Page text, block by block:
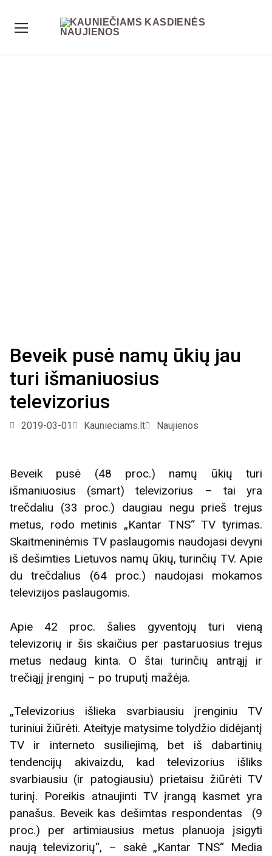
Beveik pusė namų ūkių jau
turi išmaniuosius
televizorius
2019-03-01 Kaunieciams.lt Naujienos
Beveik pusė (48 proc.) namų ūkių turi
išmaniuosius (smart) televizorius – tai yra
trečdaliu (33 proc.) daugiau negu prieš trejus
metus, rodo metinis „Kantar TNS“ TV tyrimas.
Skaitmeninėmis TV paslaugomis naudojasi devyni
iš dešimties Lietuvos namų ūkių, turinčių TV. Apie
du trečdalius (64 proc.) naudojasi mokamos
televizijos paslaugomis.
Apie 42 proc. šalies gyventojų turi vieną
televizorių ir šis skaičius per pastaruosius trejus
metus nedaug kinta. O štai turinčių antrąjį ir
trečiąjį įrenginį – po truputį mažėja.
„Televizorius išlieka svarbiausiu įrenginiu TV
turiniui žiūrėti. Ateityje matysime tolydžio didėjantį
TV ir interneto susiliejimą, bet iš dabartinių
tendencijų akivaizdu, kad televizorius išliks
svarbiausiu (ir patogiausiu) prietaisu žiūrėti TV
turinį. Poreikis atnaujinti TV įrangą kasmet yra
panašus. Beveik kas dešimtas respondentas (9
proc.) per artimiausius metus planuoja įsigyti
naują televizorių“, – sakė „Kantar TNS“ Media